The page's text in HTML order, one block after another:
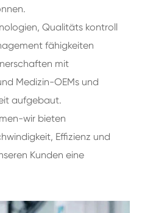
Qualitäts kontroll
fähigkeiten
mit
Medizin-OEMs und
aufgebaut.
wir bieten
Effizienz und
Kunden eine